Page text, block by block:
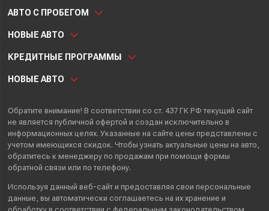
АВТО С ПРОБЕГОМ
НОВЫЕ АВТО
КРЕДИТНЫЕ ПРОГРАММЫ
НОВЫЕ АВТО
Обратите внимание! В соответствии со ст. 437 ГК РФ текущий сайт
не является публичной офертой и создан исключительно в
информационных целях. Указанные на сайте цены представлены с
учетом имеющихся скидок. Чтобы узнать актуальные цены на авто,
обратитесь к менеджеру по продажам при помощи формы
обратной связи или по телефону.
Используя данный веб-сайт и предоставляя свои персональные
данные , вы автоматически соглашаетесь на их хранение и